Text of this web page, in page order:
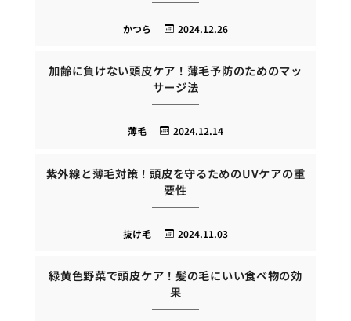
2024.12.26
かつら
加齢に負けない頭皮ケア！薄毛予防のためのマッ
サージ法
2024.12.14
薄毛
紫外線と薄毛対策！頭皮を守るためのUVケアの重
要性
2024.11.03
抜け毛
緑黄色野菜で頭皮ケア！髪の毛にいい食べ物の効
果